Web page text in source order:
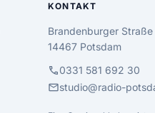
KONTAKT
Brandenburger
14467 Potsdam
call0331 581 692 30
mailstudio@radio-